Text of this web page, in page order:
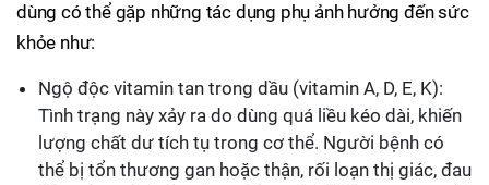
dùng có thể gặp những tác dụng phụ ảnh hưởng đến sức
khỏe như:
Ngộ độc vitamin tan trong dầu (vitamin A, D, E, K):
Tình trạng này xảy ra do dùng quá liều kéo dài, khiến
lượng chất dư tích tụ trong cơ thể. Người bệnh có
thể bị tổn thương gan hoặc thận, rối loạn thị giác, đau